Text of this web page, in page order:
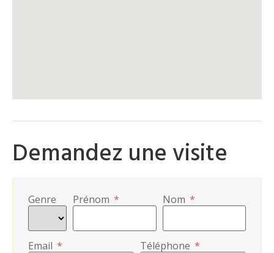
Demandez une visite
Genre Prénom * Nom *
Email * Téléphone *